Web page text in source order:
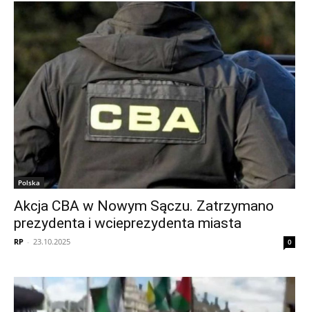
Polska
Akcja CBA w Nowym Sączu. Zatrzymano
prezydenta i wcieprezydenta miasta
RP - 23.10.2025 0